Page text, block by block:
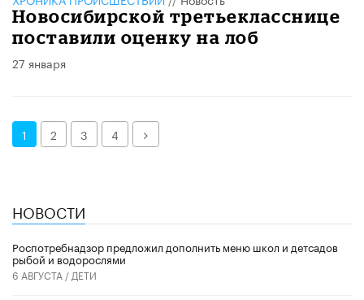
Новосибирской третьекласснице
поставили оценку на лоб
27 января
1 2 3 4 Далее
НОВОСТИ
Роспотребнадзор предложил дополнить меню школ и детсадов
рыбой и водорослями
6 АВГУСТА / ДЕТИ